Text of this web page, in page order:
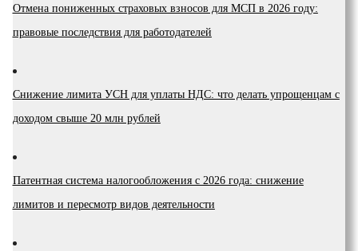
Отмена пониженных страховых взносов для МСП в 2026 году:
правовые последствия для работодателей
Снижение лимита УСН для уплаты НДС: что делать упрощенцам с
доходом свыше 20 млн рублей
Патентная система налогообложения с 2026 года: снижение
лимитов и пересмотр видов деятельности